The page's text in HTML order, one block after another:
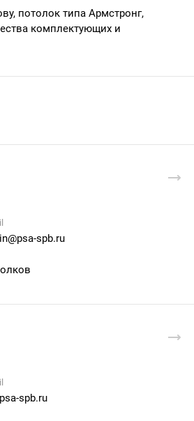
потолок типа Армстронг,
комплектующих и
spb.ru
spb.ru